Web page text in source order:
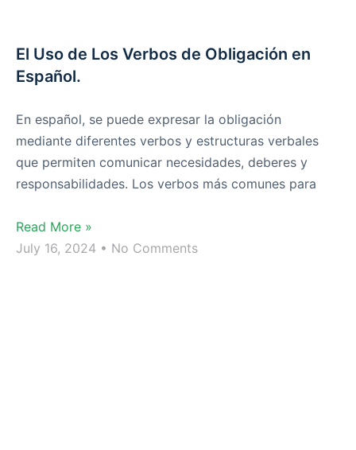
El Uso de Los Verbos de Obligación en
Español.
En español, se puede expresar la obligación
mediante diferentes verbos y estructuras verbales
que permiten comunicar necesidades, deberes y
responsabilidades. Los verbos más comunes para
Read More »
July 16, 2024
No Comments